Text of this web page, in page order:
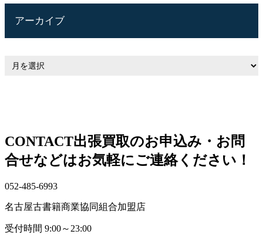
アーカイブ
CONTACT出張買取のお申込み・お問
合せなどはお気軽にご連絡ください！
052-485-6993
名古屋古書籍商業協同組合加盟店
受付時間 9:00～23:00